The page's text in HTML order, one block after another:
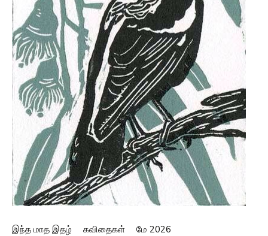
இந்த மாத இதழ் கவிதைகள் மே 2026